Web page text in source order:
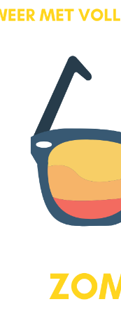
terrasjes, ontelbaar veel
perceel nog een kleine
Daarnaast is er nog
berging is door de
bijvoorbeeld het oude
berging heeft nog een
wijnkelder met vast
Wat maakt
• Prachtige jaren ’30 bouw
• Veel originele details
• 4 heerlijke
• Ruime, mooi
• 112 m2 sfeervol
Schakel?een NVM-
aankoopmakelaar komt